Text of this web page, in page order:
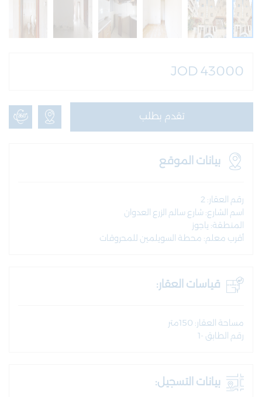
JOD 43000
تقدم بطلب
بيانات الموقع
رقم العقار: 2
اسم الشارع: شارع سالم الزرع العدوان
المنطقة: ياجوز
أقرب معلم: محطة السويلمين للمحروقات
قياسات العقار:
مساحة العقار: 150متر
رقم الطابق -1
بيانات التسجيل: